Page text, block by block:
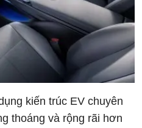
kiến ​​trúc EV chuyên
thoáng và rộng rãi hơn